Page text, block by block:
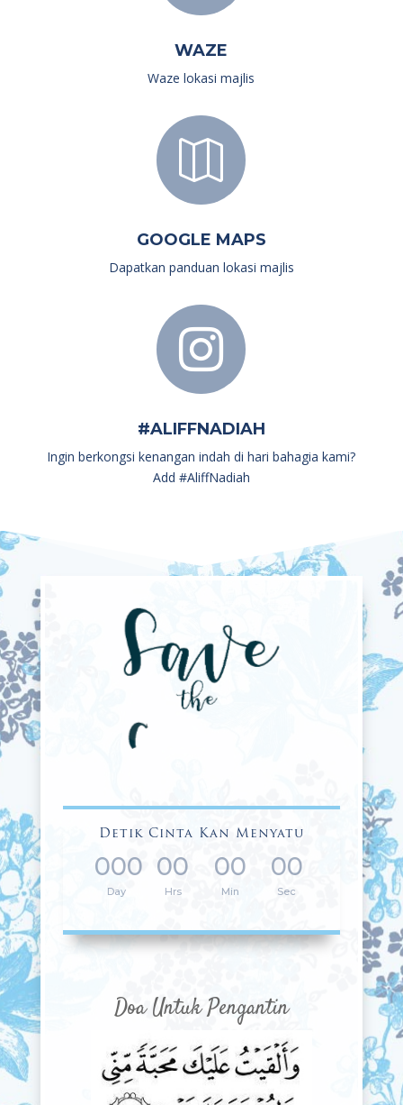
WAZE
Waze lokasi majlis

GOOGLE MAPS
Dapatkan panduan lokasi majlis

#ALIFFNADIAH
Ingin berkongsi kenangan indah di hari bahagia kami?
Add #AliffNadiah
Detik Cinta Kan Menyatu
000
Day
00
Hrs
00
Min
00
Sec
Doa Untuk Pengantin